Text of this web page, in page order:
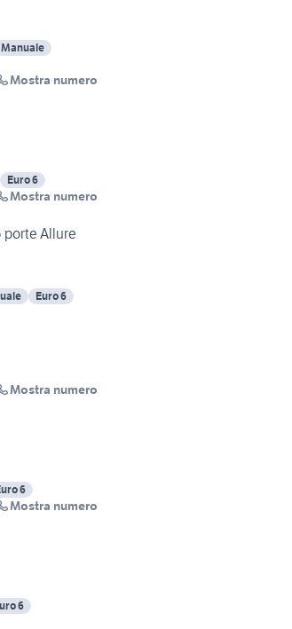
Manuale
Mostra numero
Euro 6
Mostra numero
porte Allure
Euro 6
Mostra numero
6
Mostra numero
6